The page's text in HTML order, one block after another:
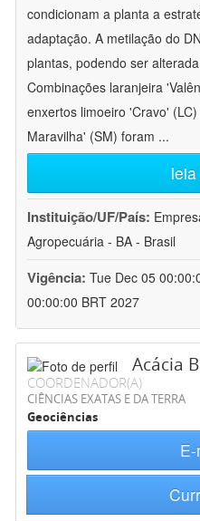
condicionam a planta a
adaptação. A metilação do
plantas, podendo ser
Combinações laranjeira
enxertos limoeiro 'Cravo'
Maravilha' (SM) foram ...
Instituição/UF/País:
Agropecuária - BA - Brasil
Vigência: Tue Dec 05
00:00:00 BRT 2027
Acácia
COORDENADOR(A)
CIÊNCIAS EXATAS E DA TERRA
Geociências